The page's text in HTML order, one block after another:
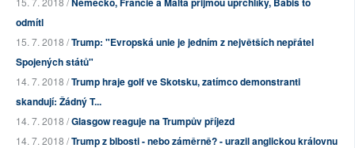
odmítl
15. 7. 2018 /Trump: "Evropská unie je jedním z největších nepřátel
Spojených států"
14. 7. 2018 /Trump hraje golf ve Skotsku, zatímco demonstranti
skandují: Žádný T...
14. 7. 2018 /Glasgow reaguje na Trumpův příjezd
14. 7. 2018 /Trump z blbosti - nebo záměrně? - urazil anglickou královnu